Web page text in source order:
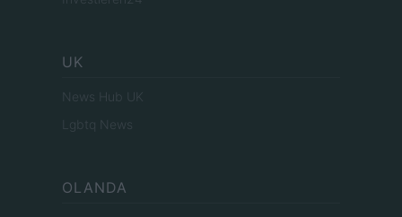
UK
News Hub UK
Lgbtq News
OLANDA